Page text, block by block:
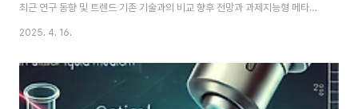
최근 연구 동향 및 트렌드 기존 기술과의 비교 향후 전망과 과제지능형 메타표
면이란 무엇인가?지능형 메타표면(Intelligent Metasurface)은 우리가 알
차원 평면 위에 미세한 구조체들이 정교하게 배열되어 있어, 전자기파, 음파, 빛
등 다양한 파동을 제어할 수 있어요. 그것도 아주 정밀하게요. 메타물질
(metamaterial)의 연장선상에 있는 기술이지만, 얇고 평면적이라는 특징 덕
2025. 4. 16.